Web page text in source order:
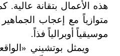
هذه الأعمال بتقانة عالية.
متوازياً مع إعجاب
موسيقياً أوبرالياً فذاً.
ويمثل بوتشيني